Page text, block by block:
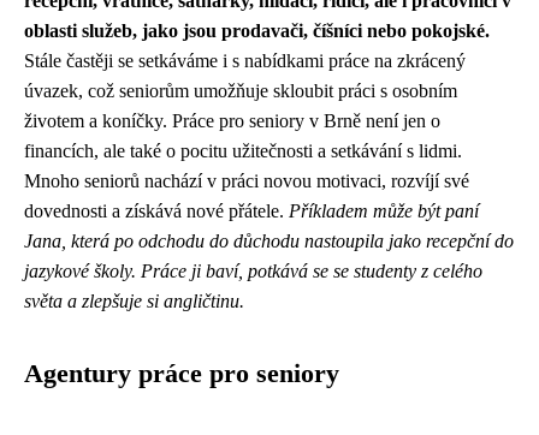
oblasti služeb, jako jsou prodavači, číšníci nebo pokojské.
Stále častěji se setkáváme i s nabídkami práce na zkrácený
úvazek, což seniorům umožňuje skloubit práci s osobním
životem a koníčky. Práce pro seniory v Brně není jen o
financích, ale také o pocitu užitečnosti a setkávání s lidmi.
Mnoho seniorů nachází v práci novou motivaci, rozvíjí své
dovednosti a získává nové přátele. Příkladem může být paní
Jana, která po odchodu do důchodu nastoupila jako recepční do
jazykové školy. Práce ji baví, potkává se se studenty z celého
světa a zlepšuje si angličtinu.
Agentury práce pro seniory